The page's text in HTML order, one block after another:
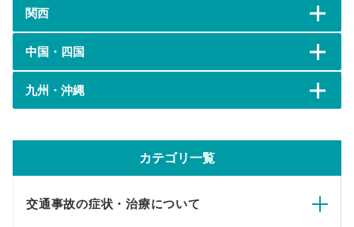
関西
中国・四国
九州・沖縄
カテゴリ一覧
交通事故の症状・治療について